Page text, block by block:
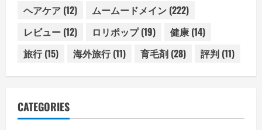
ヘアケア (12) ムームードメイン (222)
レビュー (12) ロリポップ(19) 健康 (14)
旅行(15) 海外旅行(11) 育毛剤 (28) 評判 (11)
CATEGORIES